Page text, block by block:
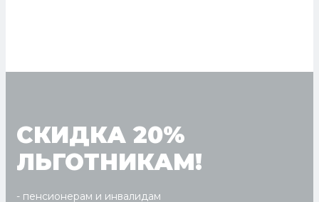
СКИДКА 20%
ЛЬГОТНИКАМ!
- пенсионерам и инвалидам